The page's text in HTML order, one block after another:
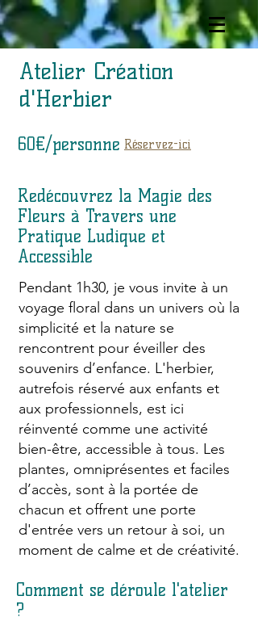
Atelier Création
d'Herbier
60€/personneRéservez-ici
Redécouvrez la Magie des
Fleurs à Travers une
Pratique Ludique et
Accessible
Pendant 1h30, je vous invite à un
voyage floral dans un univers où la
simplicité et la nature se
rencontrent pour éveiller des
souvenirs d’enfance. L'herbier,
autrefois réservé aux enfants et
aux professionnels, est ici
réinventé comme une activité
bien-être, accessible à tous. Les
plantes, omniprésentes et faciles
d’accès, sont à la portée de
chacun et offrent une porte
d'entrée vers un retour à soi, un
moment de calme et de créativité.
Comment se déroule l'atelier
?